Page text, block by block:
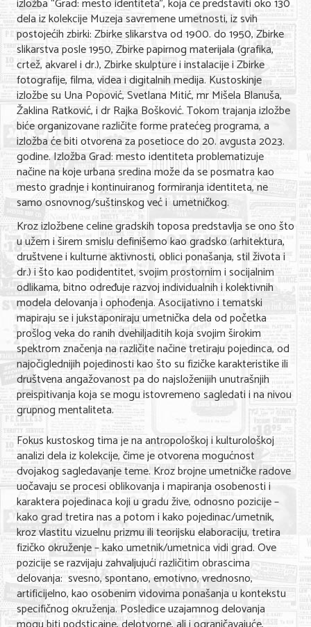
Nega lica i tela
Shopping
Sve za venčanje
Sve za decu
Kuća i bašta
Gastronomija
Sport i rekreacija
Zdravlje i medicina
Hobi i razonoda
UPIS FIRMI
MARKETING
KONTAKT
O NAMA
izložba “Grad: mesto identiteta”, koja će predstaviti oko 130
dela iz kolekcije Muzeja savremene umetnosti, iz svih
postojećih zbirki: Zbirke slikarstva od 1900. do 1950, Zbirke
slikarstva posle 1950, Zbirke papirnog materijala (grafika,
crtež, akvarel i dr.), Zbirke skulpture i instalacije i Zbirke
fotografije, filma, videa i digitalnih medija. Kustoskinje
izložbe su Una Popović, Svetlana Mitić, mr Mišela Blanuša,
Žaklina Ratković, i dr Rajka Bošković. Tokom trajanja izložbe
biće organizovane različite forme pratećeg programa, a
izložba će biti otvorena za posetioce do 20. avgusta 2023.
godine. Izložba Grad: mesto identiteta problematizuje
načine na koje urbana sredina može da se posmatra kao
mesto gradnje i kontinuiranog formiranja identiteta, ne
samo osnovnog/suštinskog već i umetničkog.
Kroz izložbene celine gradskih toposa predstavlja se ono što
u užem i širem smislu definišemo kao gradsko (arhitektura,
društvene i kulturne aktivnosti, oblici ponašanja, stil života i
dr.) i što kao podidentitet, svojim prostornim i socijalnim
odlikama, bitno određuje razvoj individualnih i kolektivnih
modela delovanja i ophođenja. Asocijativno i tematski
mapiraju se i jukstaponiraju umetnička dela od početka
prošlog veka do ranih dvehiljaditih koja svojim širokim
spektrom značenja na različite načine tretiraju pojedinca, od
najočiglednijih pojedinosti kao što su fizičke karakteristike ili
društvena angažovanost pa do najsloženijih unutrašnjih
preispitivanja koja se mogu istovremeno sagledati i na nivou
grupnog mentaliteta.
Fokus kustoskog tima je na antropološkoj i kulturološkoj
analizi dela iz kolekcije, čime je otvorena mogućnost
dvojakog sagledavanje teme. Kroz brojne umetničke radove
uočavaju se procesi oblikovanja i mapiranja osobenosti i
karaktera pojedinaca koji u gradu žive, odnosno pozicije –
kako grad tretira nas a potom i kako pojedinac/umetnik,
kroz vlastitu vizuelnu prizmu ili teorijsku elaboraciju, tretira
fizičko okruženje – kako umetnik/umetnica vidi grad. Ove
pozicije se razvijaju zahvaljujući različitim obrascima
delovanja: svesno, spontano, emotivno, vrednosno,
artificijelno, kao osobenim vidovima ponašanja u kontekstu
specifičnog okruženja. Posledice uzajamnog delovanja